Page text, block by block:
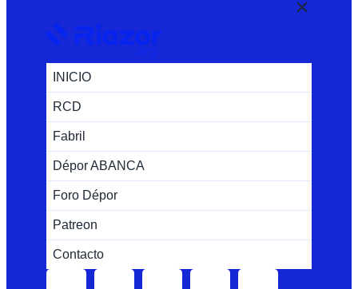
INICIO
RCD
Fabril
Dépor ABANCA
Foro Dépor
Patreon
Contacto